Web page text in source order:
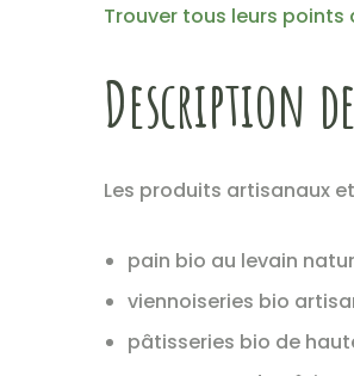
Trouver tous leurs points
Description
Les produits artisanaux
pain bio au levain
viennoiseries bio
pâtisseries bio de